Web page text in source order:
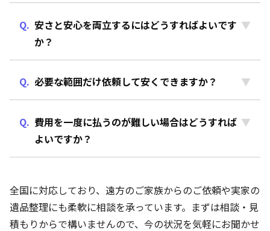
安さと安心を両立するにはどうすればよいです
か？
必要な範囲だけ依頼して安くできますか？
費用を一度に払うのが難しい場合はどうすれば
よいですか？
全国に対応しており、遠方のご家族からのご依頼や実家の
遺品整理にも柔軟に相談を承っています。まずは相談・見
積もりからで構いませんので、今の状況を気軽にお聞かせ